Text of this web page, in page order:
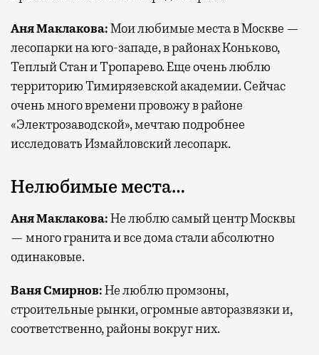
Аня Маклакова:Мои любимые места в Москве —
лесопарки на юго-западе, в районах Коньково,
Теплый Стан и Тропарево. Еще очень люблю
территорию Тимирязевской академии. Сейчас
очень много времени провожу в районе
«Электрозаводской», мечтаю подробнее
исследовать Измайловский лесопарк.
Нелюбимые места…
Аня Маклакова:Не люблю самый центр Москвы
— много гранита и все дома стали абсолютно
одинаковые.
Ваня Смирнов:Не люблю промзоны,
строительные рынки, огромные авторазвязки и,
соответственно, районы вокруг них.